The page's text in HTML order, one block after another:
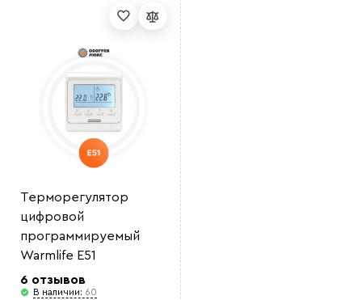
Терморегулятор
цифровой
программируемый
Warmlife E51
6 отзывов
В наличии: 60